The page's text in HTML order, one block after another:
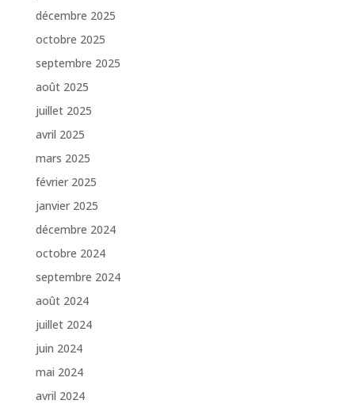
décembre 2025
octobre 2025
septembre 2025
août 2025
juillet 2025
avril 2025
mars 2025
février 2025
janvier 2025
décembre 2024
octobre 2024
septembre 2024
août 2024
juillet 2024
juin 2024
mai 2024
avril 2024